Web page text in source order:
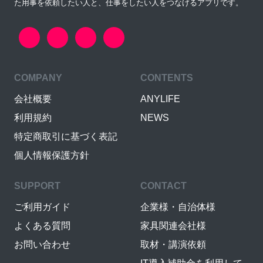
た用事を依頼したい人と、仕事をしたい人をつなげるアプリです。
COMPANY
会社概要
利用規約
特定商取引に基づく表記
個人情報保護方針
CONTENTS
ANYLIFE
NEWS
SUPPORT
ご利用ガイド
よくある質問
お問い合わせ
CONTACT
企業様・自治体様
家具関連会社様
取材・講演依頼